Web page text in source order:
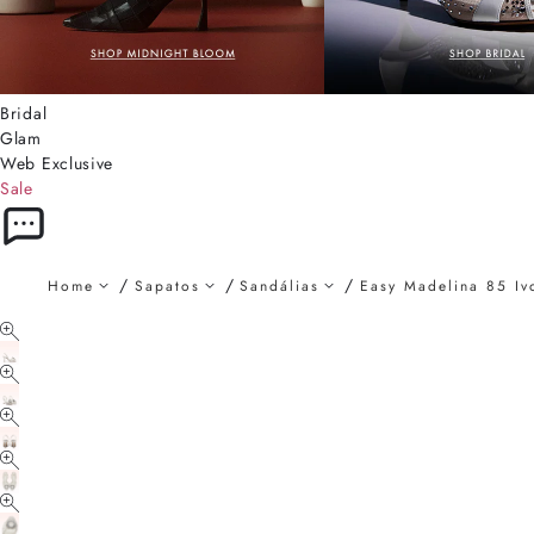
Bridal
Glam
Web Exclusive
Sale
Home Sapatos Sandálias Easy Madelina 85